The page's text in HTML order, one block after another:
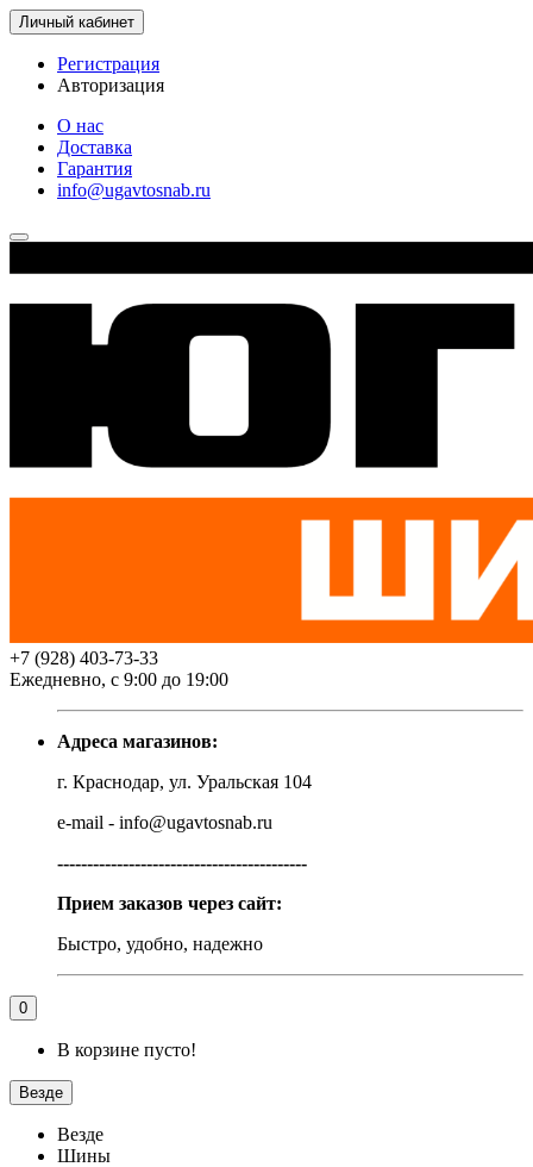
Личный кабинет
Регистрация
Авторизация
О нас
Доставка
Гарантия
info@ugavtosnab.ru
+7 (928) 403-73-33
Ежедневно, с 9:00 до 19:00
Адреса магазинов:
г. Краснодар, ул. Уральская 104
e-mail - info@ugavtosnab.ru
------------------------------------------
Прием заказов через сайт:
Быстро, удобно, надежно
0
В корзине пусто!
Везде
Везде
Шины